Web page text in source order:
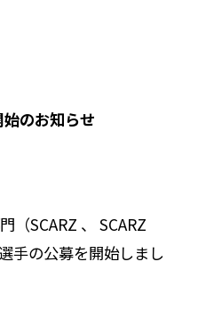
始のお知らせ
（SCARZ 、 SCARZ
手の公募を開始しまし